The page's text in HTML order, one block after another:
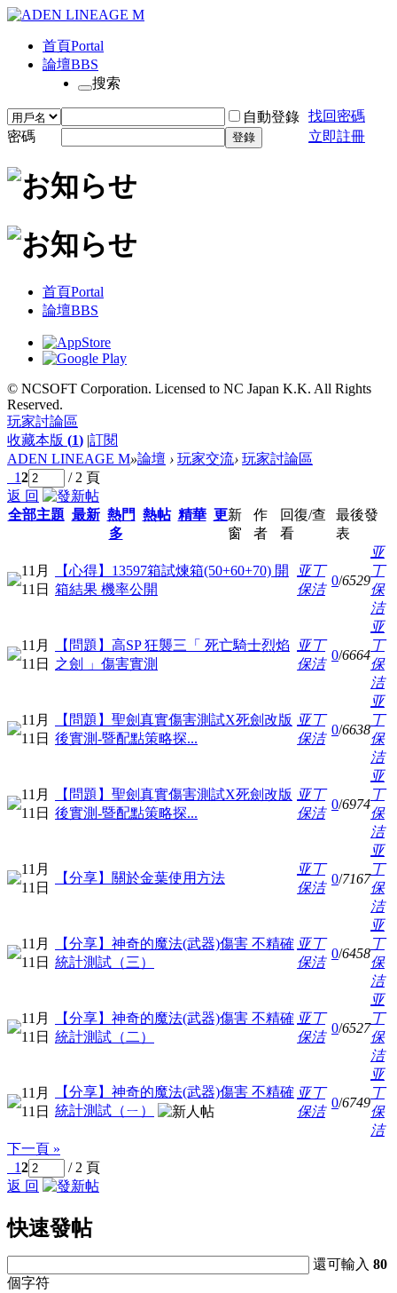
首頁Portal
論壇BBS
搜索
自動登錄 找回密碼
密碼
登錄 立即註冊
首頁Portal
論壇BBS
© NCSOFT Corporation. Licensed to NC Japan K.K. All Rights
Reserved.
玩家討論區
收藏本版 (1) |訂閱
ADEN LINEAGE M»論壇 › 玩家交流› 玩家討論區
12
/ 2 頁
返 回
全部主題 最新 熱門 熱帖 精華 更
多
新
窗
作
者
回復/查
看
最後發
表
11月
11日
【心得】13597箱試煉箱(50+60+70) 開
箱結果 機率公開
亚丁
保洁
0/6529
亚
丁
保
洁
11月
11日
【問題】高SP 狂襲三「 死亡騎士烈焰
之劍 」傷害實測
亚丁
保洁
0/6664
亚
丁
保
洁
11月
11日
【問題】聖劍真實傷害測試X死劍改版
後實測-暨配點策略探...
亚丁
保洁
0/6638
亚
丁
保
洁
11月
11日
【問題】聖劍真實傷害測試X死劍改版
後實測-暨配點策略探...
亚丁
保洁
0/6974
亚
丁
保
洁
11月
11日
【分享】關於金葉使用方法
亚丁
保洁
0/7167
亚
丁
保
洁
11月
11日
【分享】神奇的魔法(武器)傷害 不精確
統計測試（三）
亚丁
保洁
0/6458
亚
丁
保
洁
11月
11日
【分享】神奇的魔法(武器)傷害 不精確
統計測試（二）
亚丁
保洁
0/6527
亚
丁
保
洁
11月
11日
【分享】神奇的魔法(武器)傷害 不精確
統計測試（ㄧ）
亚丁
保洁
0/6749
亚
丁
保
洁
下一頁 »
12
/ 2 頁
返 回
快速發帖
還可輸入80
個字符